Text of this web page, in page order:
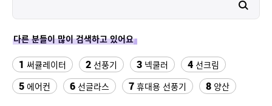
다른 분들이 많이 검색하고 있어요
1 써큘레이터 2 선풍기 3 넥쿨러 4 선크림
5 에어컨 6 선글라스 7 휴대용 선풍기 8 양산